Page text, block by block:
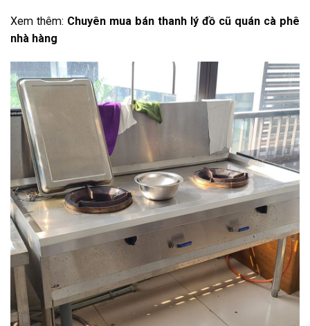
Xem thêm: Chuyên mua bán thanh lý đồ cũ quán cà phê
nhà hàng